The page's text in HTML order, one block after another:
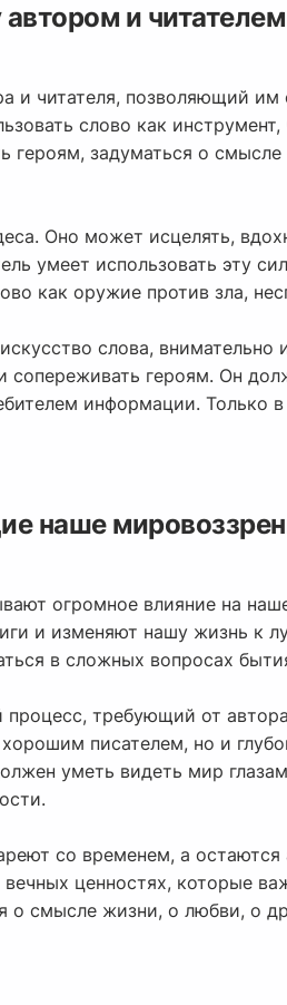
и читателем
и читателя, позволяющий им
слово как
героям, задуматься о
Оно может исцелять,
умеет использовать эту
как оружие против зла,
слова, внимательно
сопереживать героям. Он
информации. Только
наше
огромное влияние на
и изменяют нашу жизнь к
в сложных вопросах
требующий от
писателем, но и
уметь видеть мир
со временем, а
ценностях, которые
о смысле жизни, о любви, о